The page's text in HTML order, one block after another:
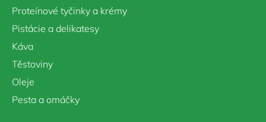
Proteínové tyčinky a krémy
Pistácie a delikatesy
Káva
Těstoviny
Oleje
Pesta a omáčky